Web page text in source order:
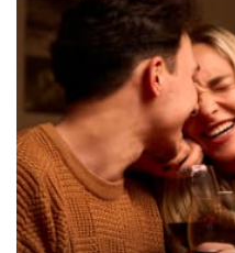
Recepty
Články
TV Program
Škola vaření
Recepty z TV